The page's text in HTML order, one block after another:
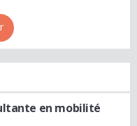
en mobilité